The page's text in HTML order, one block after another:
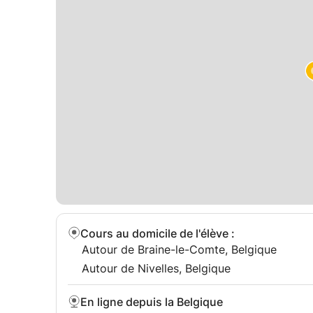
Cours au domicile de l'élève :
Autour de Braine-le-Comte, Belgique
Autour de Nivelles, Belgique
En ligne depuis la Belgique